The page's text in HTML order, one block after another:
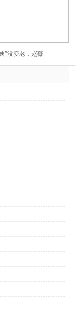
”没变老，赵薇